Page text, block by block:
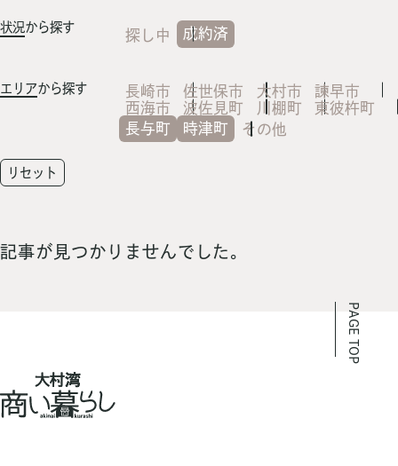
状況から探す
探し中 成約済
エリアから探す 長崎市 佐世保市 大村市
諫早市
西海市
波佐見町 川棚町
東彼杵町
長与町
時津町 その他
リセット
記事が見つかりませんでした。
PAGE TOP